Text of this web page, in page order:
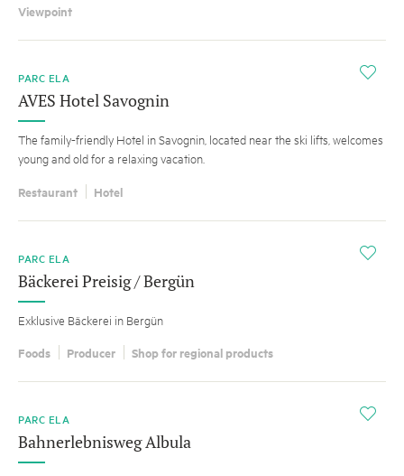
Viewpoint
i
PARC ELA
AVES Hotel Savognin
The family-friendly Hotel in Savognin, located near the ski lifts, welcomes
young and old for a relaxing vacation.
Restaurant Hotel
i
PARC ELA
Bäckerei Preisig / Bergün
Exklusive Bäckerei in Bergün
Foods Producer Shop for regional products
i
PARC ELA
Bahnerlebnisweg Albula